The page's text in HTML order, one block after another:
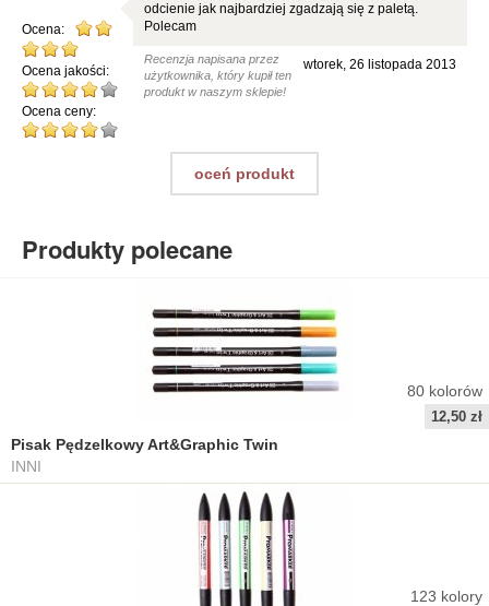
Ocena:
Ocena jakości:
Ocena ceny:
odcienie jak najbardziej zgadzają się z paletą.
Polecam
wtorek, 26 listopada 2013
Recenzja napisana przez
użytkownika, który kupił ten
produkt w naszym sklepie!
oceń produkt
Produkty polecane
80 kolorów
12,50 zł
Pisak Pędzelkowy Art&Graphic Twin
INNI
123 kolory